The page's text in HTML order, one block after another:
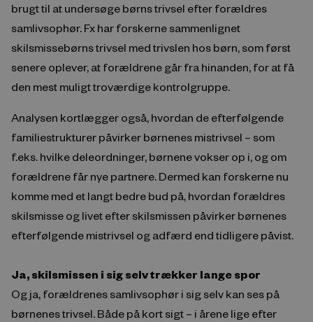
brugt til at undersøge børns trivsel efter forældres
samlivsophør. Fx har forskerne sammenlignet
skilsmissebørns trivsel med trivslen hos børn, som først
senere oplever, at forældrene går fra hinanden, for at få
den mest muligt troværdige kontrolgruppe.
Analysen kortlægger også, hvordan de efterfølgende
familiestrukturer påvirker børnenes mistrivsel – som
f.eks. hvilke deleordninger, børnene vokser op i, og om
forældrene får nye partnere. Dermed kan forskerne nu
komme med et langt bedre bud på, hvordan forældres
skilsmisse og livet efter skilsmissen påvirker børnenes
efterfølgende mistrivsel og adfærd end tidligere påvist.
Ja, skilsmissen i sig selv trækker lange spor
Og ja, forældrenes samlivsophør i sig selv kan ses på
børnenes trivsel. Både på kort sigt – i årene lige efter